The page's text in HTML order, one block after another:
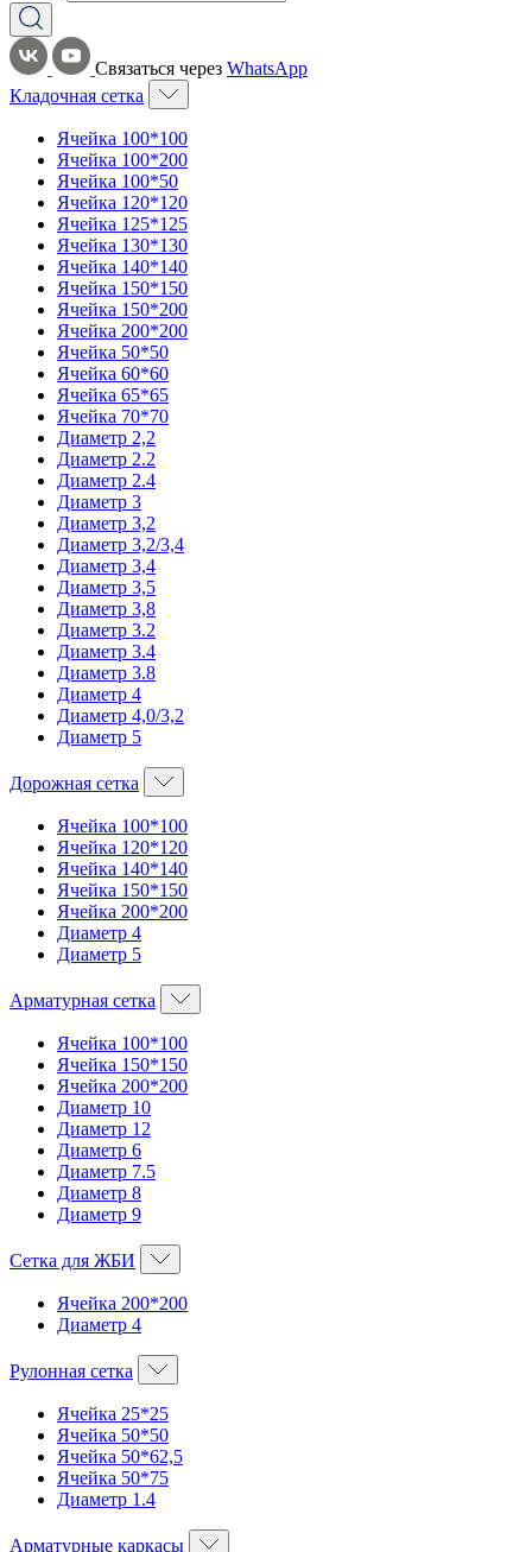
Связаться через WhatsApp
Кладочная сетка
Ячейка 100*100
Ячейка 100*200
Ячейка 100*50
Ячейка 120*120
Ячейка 125*125
Ячейка 130*130
Ячейка 140*140
Ячейка 150*150
Ячейка 150*200
Ячейка 200*200
Ячейка 50*50
Ячейка 60*60
Ячейка 65*65
Ячейка 70*70
Диаметр 2,2
Диаметр 2.2
Диаметр 2.4
Диаметр 3
Диаметр 3,2
Диаметр 3,2/3,4
Диаметр 3,4
Диаметр 3,5
Диаметр 3,8
Диаметр 3.2
Диаметр 3.4
Диаметр 3.8
Диаметр 4
Диаметр 4,0/3,2
Диаметр 5
Дорожная сетка
Ячейка 100*100
Ячейка 120*120
Ячейка 140*140
Ячейка 150*150
Ячейка 200*200
Диаметр 4
Диаметр 5
Арматурная сетка
Ячейка 100*100
Ячейка 150*150
Ячейка 200*200
Диаметр 10
Диаметр 12
Диаметр 6
Диаметр 7.5
Диаметр 8
Диаметр 9
Сетка для ЖБИ
Ячейка 200*200
Диаметр 4
Рулонная сетка
Ячейка 25*25
Ячейка 50*50
Ячейка 50*62,5
Ячейка 50*75
Диаметр 1.4
Арматурные каркасы